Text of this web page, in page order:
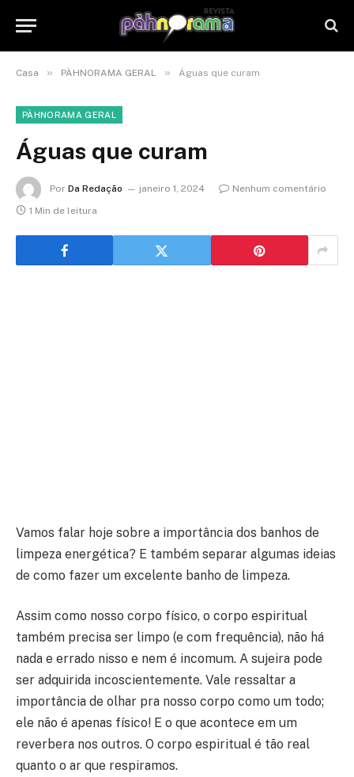
Casa » PÀHNORAMA GERAL » Águas que curam
PÀHNORAMA GERAL
Águas que curam
Por Da Redação janeiro 1, 2024
Nenhum comentário
1 Min de leitura
Vamos falar hoje sobre a importância dos banhos de
limpeza energética? E também separar algumas ideias
de como fazer um excelente banho de limpeza.
Assim como nosso corpo físico, o corpo espiritual
também precisa ser limpo (e com frequência), não há
nada e errado nisso e nem é incomum. A sujeira pode
ser adquirida incoscientemente. Vale ressaltar a
importância de olhar pra nosso corpo como um todo;
ele não é apenas físico! E o que acontece em um
reverbera nos outros. O corpo espiritual é tão real
quanto o ar que respiramos.